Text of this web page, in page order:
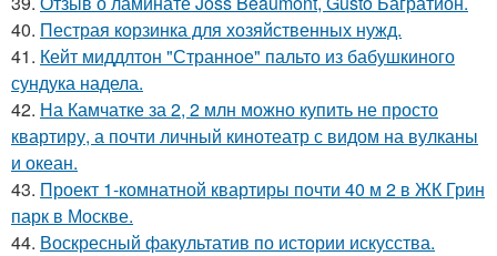
40. Пестрая корзинка для хозяйственных нужд.
41. Кейт миддлтон "Странное" пальто из бабушкиного
сундука надела.
42. На Камчатке за 2, 2 млн можно купить не просто
квартиру, а почти личный кинотеатр с видом на вулканы
и океан.
43. Проект 1-комнатной квартиры почти 40 м 2 в ЖК Грин
парк в Москве.
44. Воскресный факультатив по истории искусства.